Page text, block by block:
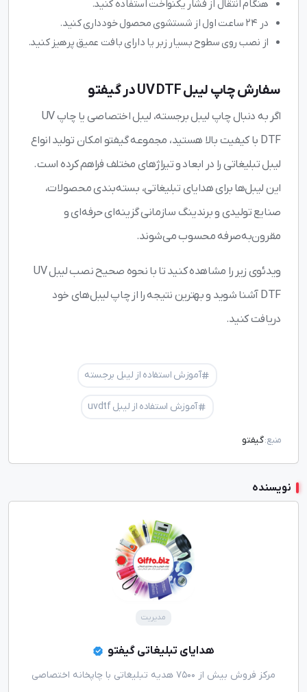
هنگام انتقال از فشار یکنواخت استفاده کنید.
در 24 ساعت اول از شستشوی محصول خودداری کنید.
از نصب روی سطوح بسیار زبر یا دارای بافت عمیق پرهیز کنید.
سفارش چاپ لیبل UV DTF در گیفتو
اگر به دنبال چاپ لیبل برجسته، لیبل اختصاصی یا چاپ UV
DTF با کیفیت بالا هستید، مجموعه گیفتو امکان تولید انواع
لیبل تبلیغاتی را در ابعاد و تیراژهای مختلف فراهم کرده است.
این لیبل‌ها برای هدایای تبلیغاتی، بسته‌بندی محصولات،
صنایع تولیدی و برندینگ سازمانی گزینه‌ای حرفه‌ای و
مقرون‌به‌صرفه محسوب می‌شوند.
ویدئوی زیر را مشاهده کنید تا با نحوه صحیح نصب لیبل UV
DTF آشنا شوید و بهترین نتیجه را از چاپ لیبل‌های خود
دریافت کنید.
آموزش استفاده از لیبل برجسته
آموزش استفاده از لیبل uvdtf
منبع:گیفتو
نویسنده
مدیریت
هدایای تبلیغاتی گیفتو
مرکز فروش بیش از 7500 هدیه تبلیغاتی با چاپخانه اختصاصی